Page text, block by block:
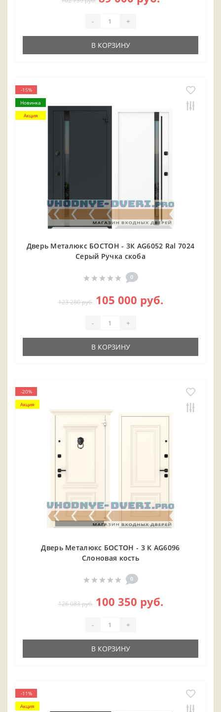
- +
В КОРЗИНУ
-15%
Новинка
Акция
Дверь Металюкс БОСТОН - 3К AG6052 Ral 7024
Серый Ручка скоба
0
123 280 руб. 105 000 руб.
- +
В КОРЗИНУ
-20%
Акция
Дверь Металюкс БОСТОН - 3 К AG6096
Слоновая кость
0
126 083 руб. 100 350 руб.
- +
В КОРЗИНУ
-11%
Акция